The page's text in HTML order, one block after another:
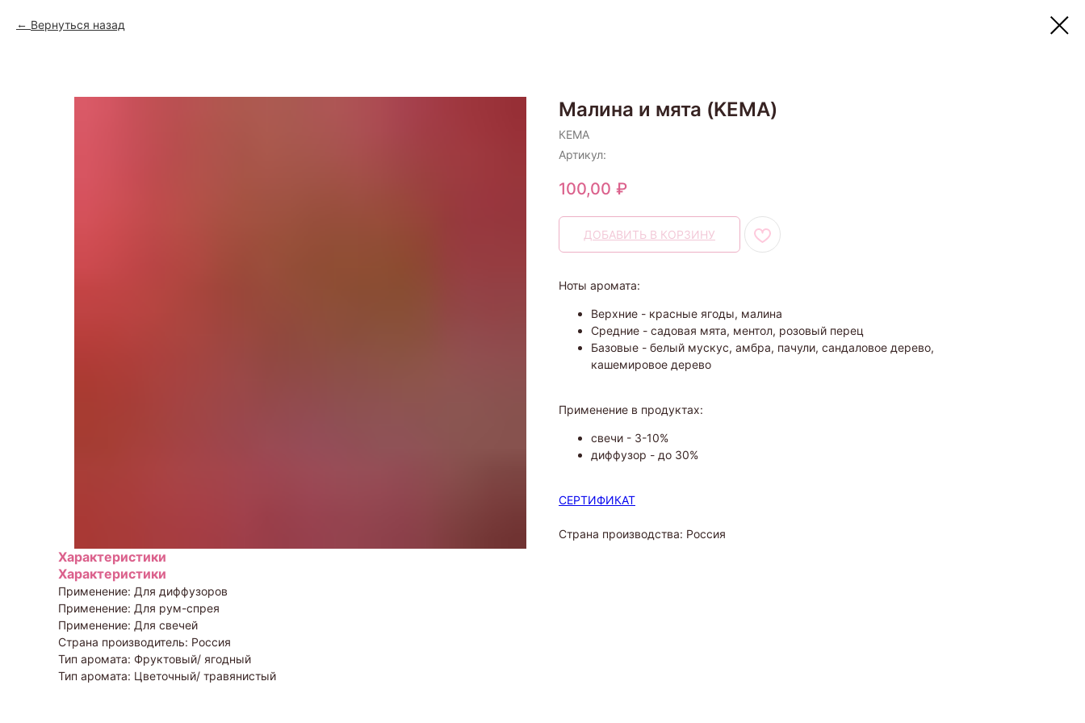
Вернуться назад
Малина и мята (KEMA)
КЕМА
Артикул:
100,00 ₽
ДОБАВИТЬ В КОРЗИНУ
Ноты аромата:
Верхние - красные ягоды, малина
Средние - садовая мята, ментол, розовый перец
Базовые - белый мускус, амбра, пачули, сандаловое дерево,
кашемировое дерево
Применение в продуктах:
свечи - 3-10%
диффузор - до 30%
СЕРТИФИКАТ
Страна производства: Россия
Характеристики
Характеристики
Применение: Для диффузоров
Применение: Для рум-спрея
Применение: Для свечей
Страна производитель: Россия
Тип аромата: Фруктовый/ ягодный
Тип аромата: Цветочный/ травянистый